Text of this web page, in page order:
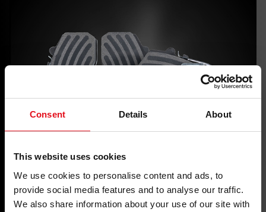
Consent Details About
This website uses cookies
We use cookies to personalise content and ads, to
provide social media features and to analyse our traffic.
We also share information about your use of our site with